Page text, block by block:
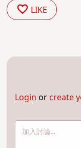
LIKE
Loginorcreate